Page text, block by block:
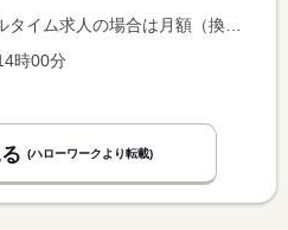
換算額）、パート求人の場合は時間額を表示しています。
時00分
(ハローワークより転載)